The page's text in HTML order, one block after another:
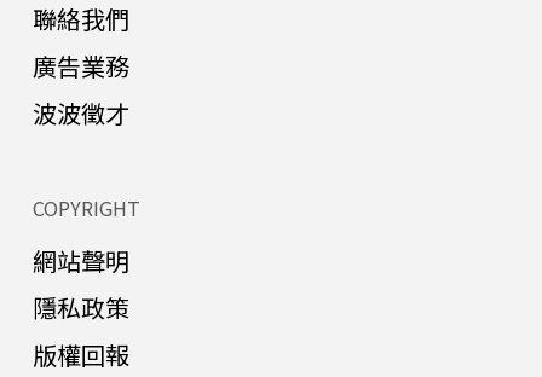
聯絡我們
廣告業務
波波徵才
COPYRIGHT
網站聲明
隱私政策
版權回報